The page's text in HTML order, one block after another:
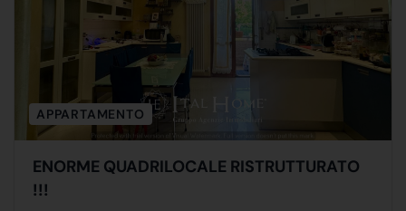
APPARTAMENTO
ENORME QUADRILOCALE RISTRUTTURATO
!!!